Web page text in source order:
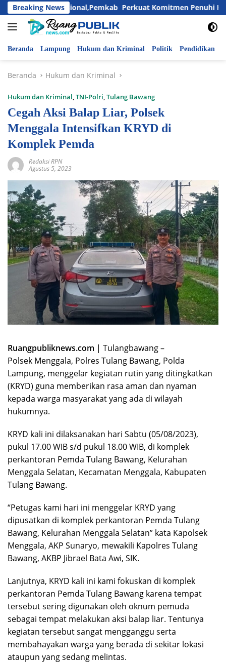
Langsung
ke
konten
Breaking News
Nasional,Pemkab Perkuat Komitmen Penuhi Hak dan
Beranda Lampung Hukum dan Kriminal Politik Pendidikan
Beranda Hukum dan Kriminal
Hukum dan Kriminal,TNI-Polri,Tulang Bawang
Cegah Aksi Balap Liar, Polsek
Menggala Intensifkan KRYD di
Komplek Pemda
Redaksi RPN
Agustus 5, 2023
Ruangpubliknews.com | Tulangbawang –
Polsek Menggala, Polres Tulang Bawang, Polda
Lampung, menggelar kegiatan rutin yang ditingkatkan
(KRYD) guna memberikan rasa aman dan nyaman
kepada warga masyarakat yang ada di wilayah
hukumnya.
KRYD kali ini dilaksanakan hari Sabtu (05/08/2023),
pukul 17.00 WIB s/d pukul 18.00 WIB, di komplek
perkantoran Pemda Tulang Bawang, Kelurahan
Menggala Selatan, Kecamatan Menggala, Kabupaten
Tulang Bawang.
“Petugas kami hari ini menggelar KRYD yang
dipusatkan di komplek perkantoran Pemda Tulang
Bawang, Kelurahan Menggala Selatan” kata Kapolsek
Menggala, AKP Sunaryo, mewakili Kapolres Tulang
Bawang, AKBP Jibrael Bata Awi, SIK.
Lanjutnya, KRYD kali ini kami fokuskan di komplek
perkantoran Pemda Tulang Bawang karena tempat
tersebut sering digunakan oleh oknum pemuda
sebagai tempat melakukan aksi balap liar. Tentunya
kegiatan tersebut sangat mengganggu serta
membahayakan warga yang berada di sekitar lokasi
ataupun yang sedang melintas.